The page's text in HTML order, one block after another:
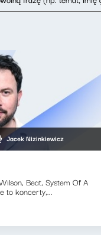
Jacek Nizinkiewicz
Beat, System Of A
to koncerty,...